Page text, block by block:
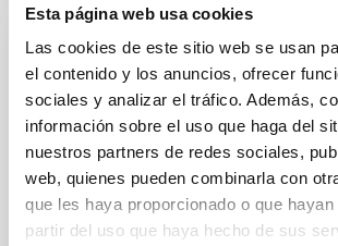
Esta página web usa cookies
Las cookies de este sitio web se usan
el contenido y los anuncios, ofrecer
sociales y analizar el tráfico. Además,
información sobre el uso que haga del
nuestros partners de redes sociales,
web, quienes pueden combinarla con
que les haya proporcionado o que
partir del uso que haya hecho de sus
NOTA DE PRENSA
El IAC avanza en su
Igualdad
El Instituto de Astrofísica de Canarias
conmemora el Día Internacional de la
reivindicando la labor de sus
balance del estado de la igualdad de